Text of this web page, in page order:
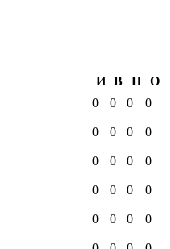
И В П
О
0 0 0 0
0 0 0 0
0 0 0 0
0 0 0 0
0 0 0 0